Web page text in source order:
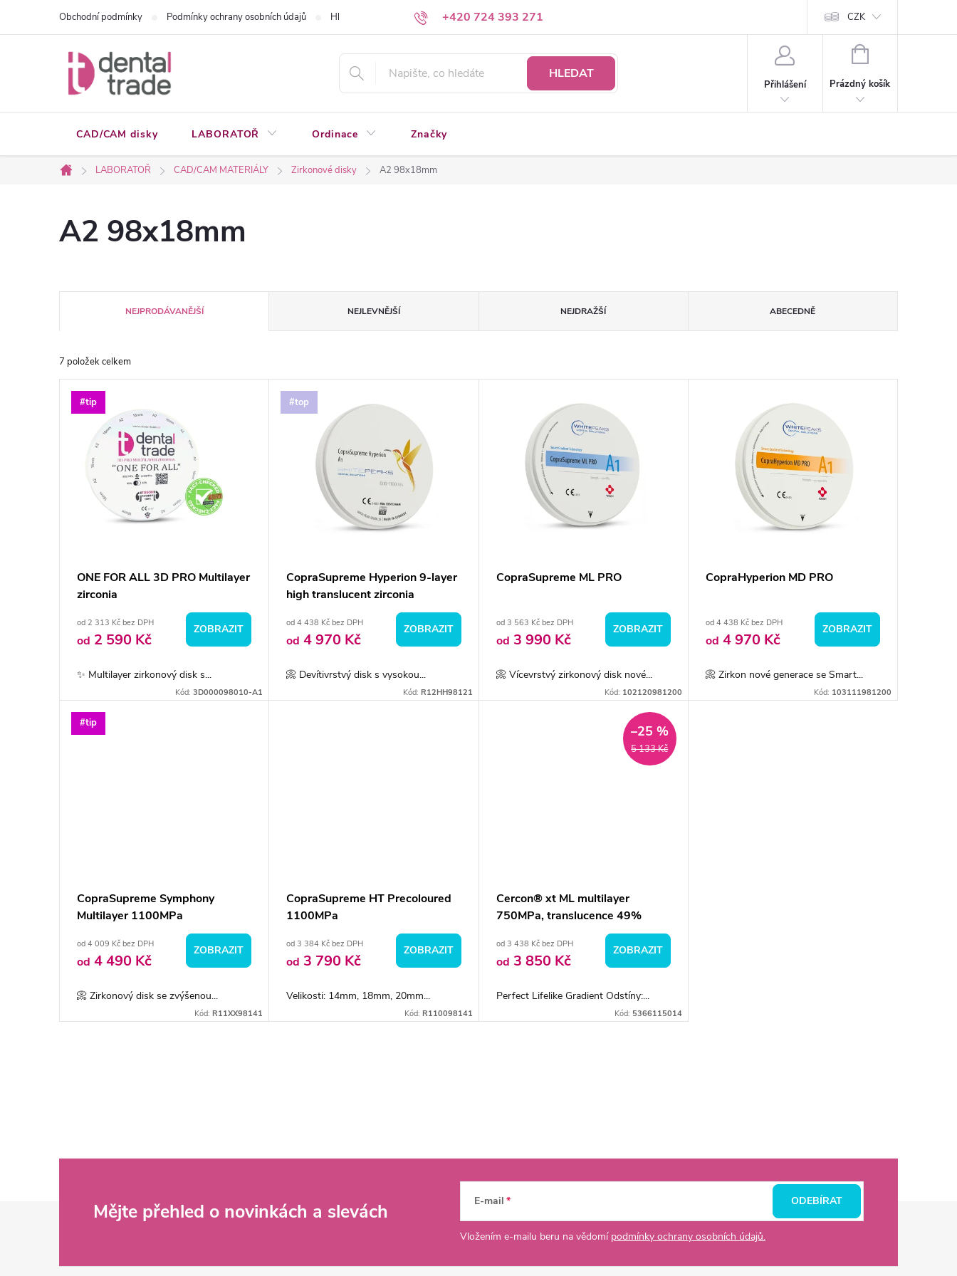
+420 724 393 271
Obchodní podmínky Podmínky ochrany osobních údajů Hledáte a nenacházíte? Napište nám CZK
HLEDAT
Přihlášení
NÁKUPNÍ
Prázdný košík
CAD/CAM disky LABORATOŘ Ordinace Značky
Domů
LABORATOŘ CAD/CAM MATERIÁLY Zirkonové disky A2 98x18mm
A2 98x18mm
a
z
e
k
NEJPRODÁVANĚJŠÍ NEJLEVNĚJŠÍ NEJDRAŽŠÍ ABECEDNĚ
7 položek celkem
V
u
#tip
ONE FOR ALL 3D PRO Multilayer
zirconia
od 2 313 Kč bez DPH
od 2 590 Kč
ZOBRAZIT
✨ Multilayer zirkonový disk s...
Kód:3D000098010-A1
#top
CopraSupreme Hyperion 9-layer
high translucent zirconia
od 4 438 Kč bez DPH
od 4 970 Kč
ZOBRAZIT
📀 Devítivrstvý disk s vysokou...
Kód: R12HH98121
CopraSupreme ML PRO
od 3 563 Kč bez DPH
od 3 990 Kč
ZOBRAZIT
📀 Vícevrstvý zirkonový disk nové...
Kód: 102120981200
CopraHyperion MD PRO
od 4 438 Kč bez DPH
od 4 970 Kč
ZOBRAZIT
📀 Zirkon nové generace se Smart...
Kód: 103111981200
#tip
CopraSupreme Symphony
Multilayer 1100MPa
od 4 009 Kč bez DPH
od 4 490 Kč
ZOBRAZIT
📀 Zirkonový disk se zvýšenou...
Kód:R11XX98141
CopraSupreme HT Precoloured
1100MPa
od 3 384 Kč bez DPH
od 3 790 Kč
ZOBRAZIT
Velikosti: 14mm, 18mm, 20mm...
Kód: R110098141
5 133 Kč
–25 %
Cercon® xt ML multilayer
750MPa, translucence 49%
od 3 438 Kč bez DPH
od 3 850 Kč
ZOBRAZIT
Perfect Lifelike Gradient Odstíny:...
Kód: 5366115014
á
Mějte přehled o novinkách a slevách E-mail
Vložením e-mailu beru na vědomí podmínky ochrany osobních údajů.
ODEBÍRAT